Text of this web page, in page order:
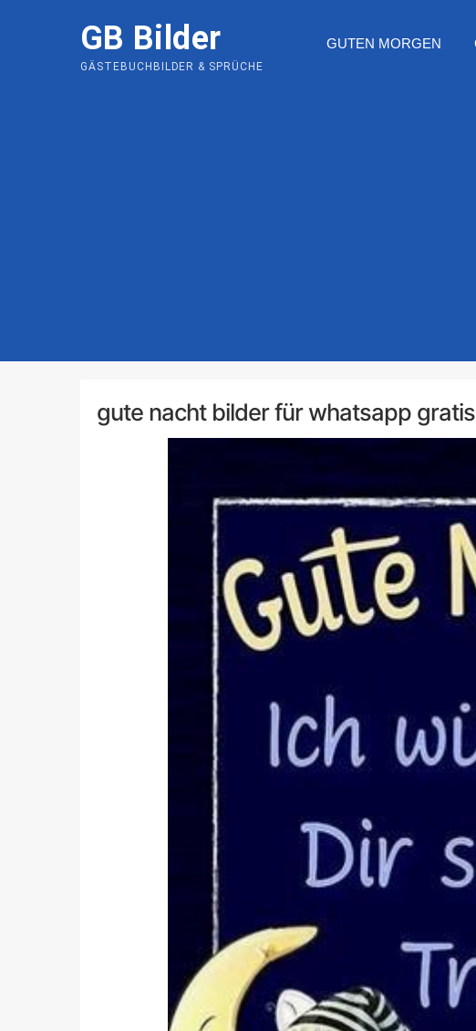
GB Bilder
GÄSTEBUCHBILDER & SPRÜCHE
GUTEN MORGEN
gute nacht bilder für whatsapp gratis